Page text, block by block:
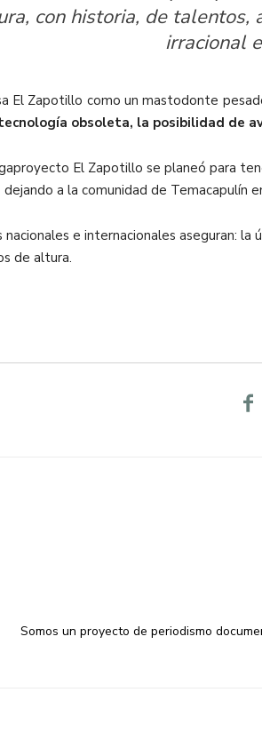
con historia, de talentos,
irracional
El Zapotillo como un mastodonte
obsoleta, la posibilidad de
El Zapotillo se planeó para
dejando a la comunidad de
e internacionales aseguran:
de altura.
Somos un proyecto de periodismo